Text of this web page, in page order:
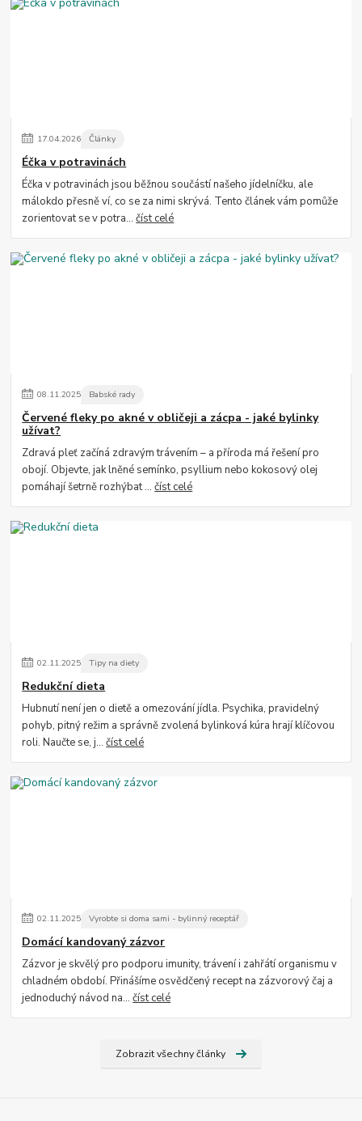
17.04.2026 Články
Éčka v potravinách
Éčka v potravinách jsou běžnou součástí našeho jídelníčku, ale
málokdo přesně ví, co se za nimi skrývá. Tento článek vám pomůže
zorientovat se v potra...číst celé
08.11.2025 Babské rady
Červené fleky po akné v obličeji a zácpa - jaké bylinky
užívat?
Zdravá pleť začíná zdravým trávením – a příroda má řešení pro
obojí. Objevte, jak lněné semínko, psyllium nebo kokosový olej
pomáhají šetrně rozhýbat ...číst celé
02.11.2025 Tipy na diety
Redukční dieta
Hubnutí není jen o dietě a omezování jídla. Psychika, pravidelný
pohyb, pitný režim a správně zvolená bylinková kúra hrají klíčovou
roli. Naučte se, j...číst celé
02.11.2025 Vyrobte si doma sami - bylinný receptář
Domácí kandovaný zázvor
Zázvor je skvělý pro podporu imunity, trávení i zahřátí organismu v
chladném období. Přinášíme osvědčený recept na zázvorový čaj a
jednoduchý návod na...číst celé
Zobrazit všechny články